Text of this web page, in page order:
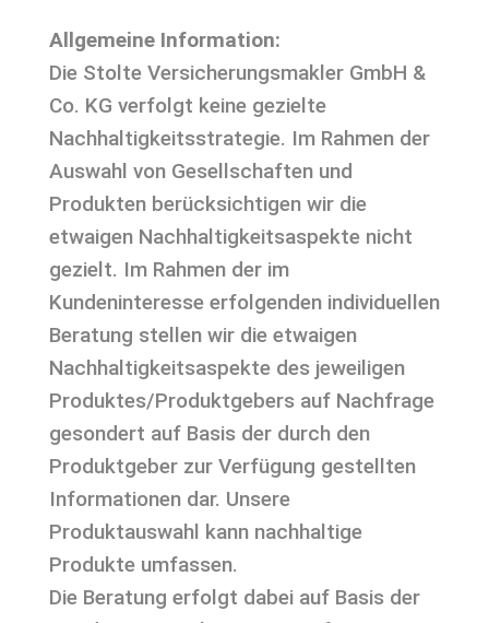
Allgemeine Information:
Die Stolte Versicherungsmakler GmbH &
Co. KG verfolgt keine gezielte
Nachhaltigkeitsstrategie. Im Rahmen der
Auswahl von Gesellschaften und
Produkten berücksichtigen wir die
etwaigen Nachhaltigkeitsaspekte nicht
gezielt. Im Rahmen der im
Kundeninteresse erfolgenden individuellen
Beratung stellen wir die etwaigen
Nachhaltigkeitsaspekte des jeweiligen
Produktes/Produktgebers auf Nachfrage
gesondert auf Basis der durch den
Produktgeber zur Verfügung gestellten
Informationen dar. Unsere
Produktauswahl kann nachhaltige
Produkte umfassen.
Die Beratung erfolgt dabei auf Basis der